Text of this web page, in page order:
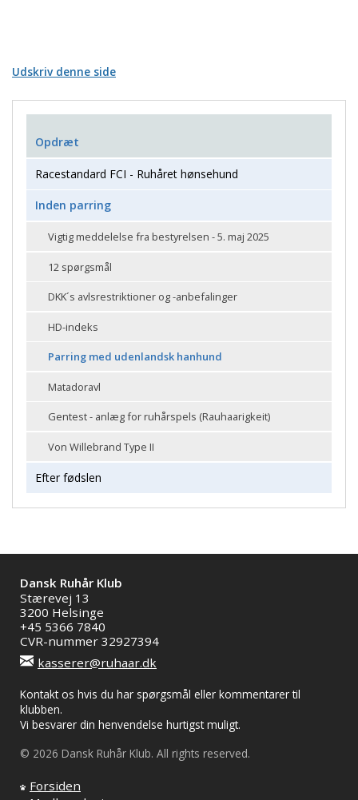
Udskriv denne side
Opdræt
Racestandard FCI - Ruhåret hønsehund
Inden parring
Vigtig meddelelse fra bestyrelsen - 5. maj 2025
12 spørgsmål
DKK´s avlsrestriktioner og -anbefalinger
HD-indeks
Parring med udenlandsk hanhund
Matadoravl
Gentest - anlæg for ruhårspels (Rauhaarigkeit)
Von Willebrand Type II
Efter fødslen
Dansk Ruhår Klub
Stærevej 13
3200 Helsinge
+45 5366 7840
CVR-nummer 32927394
kasserer@ruhaar.dk
Kontakt os hvis du har spørgsmål eller kommentarer til
klubben.
Vi besvarer din henvendelse hurtigst muligt.
© 2026 Dansk Ruhår Klub. All rights reserved.
Forsiden